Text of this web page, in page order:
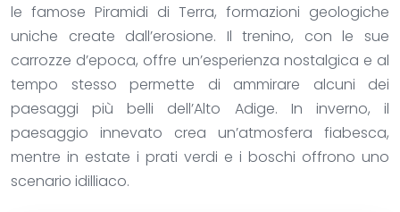
le famose Piramidi di Terra, formazioni geologiche
uniche create dall’erosione. Il trenino, con le sue
carrozze d’epoca, offre un’esperienza nostalgica e al
tempo stesso permette di ammirare alcuni dei
paesaggi più belli dell’Alto Adige. In inverno, il
paesaggio innevato crea un’atmosfera fiabesca,
mentre in estate i prati verdi e i boschi offrono uno
scenario idilliaco.